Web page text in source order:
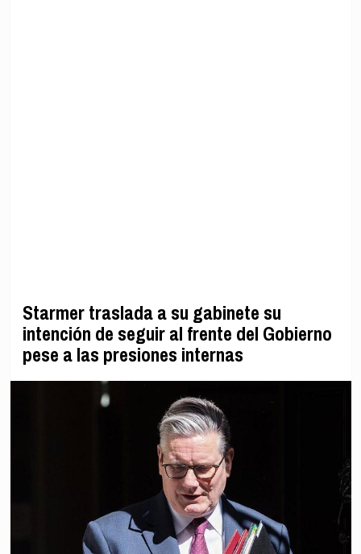
Starmer traslada a su gabinete su
intención de seguir al frente del Gobierno
pese a las presiones internas